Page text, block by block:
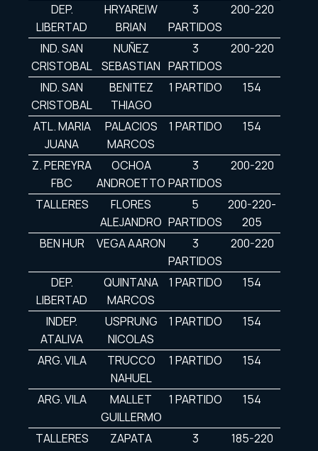
DEP.
LIBERTAD
HRYAREIW
BRIAN
3
PARTIDOS
200-220
IND. SAN
CRISTOBAL
NUÑEZ
SEBASTIAN
3
PARTIDOS
200-220
IND. SAN
CRISTOBAL
BENITEZ
THIAGO
1 PARTIDO 154
ATL. MARIA
JUANA
PALACIOS
MARCOS
1 PARTIDO 154
Z. PEREYRA
FBC
OCHOA
ANDROETTO
3
PARTIDOS
200-220
TALLERES
FLORES
ALEJANDRO
5
PARTIDOS
200-220-
205
BEN HUR
VEGA AARON
3
PARTIDOS
200-220
DEP.
LIBERTAD
QUINTANA
MARCOS
1 PARTIDO 154
INDEP.
ATALIVA
USPRUNG
NICOLAS
1 PARTIDO 154
ARG. VILA
TRUCCO
NAHUEL
1 PARTIDO 154
ARG. VILA
MALLET
GUILLERMO
1 PARTIDO 154
TALLERES
ZAPATA
3
185-220